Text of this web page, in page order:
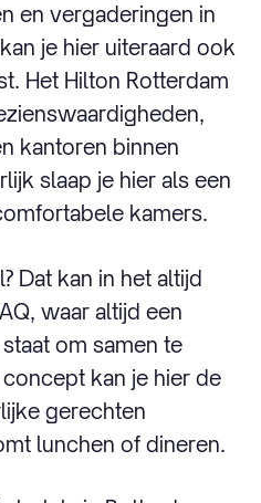
en vergaderingen in
je hier uiteraard ook
Het Hilton Rotterdam
kantoren binnen
slaap je hier als een
kamers.
Dat kan in het altijd
waar altijd een
om samen te
kan je hier de
gerechten
lunchen of dineren.